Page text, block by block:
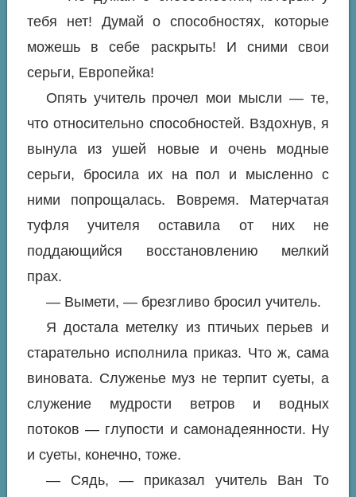
тебя нет! Думай о способностях, которые
можешь в себе раскрыть! И сними свои
серьги, Европейка!
Опять учитель прочел мои мысли — те,
что относительно способностей. Вздохнув, я
вынула из ушей новые и очень модные
серьги, бросила их на пол и мысленно с
ними попрощалась. Вовремя. Матерчатая
туфля учителя оставила от них не
поддающийся восстановлению мелкий
прах.
— Вымети, — брезгливо бросил учитель.
Я достала метелку из птичьих перьев и
старательно исполнила приказ. Что ж, сама
виновата. Служенье муз не терпит суеты, а
служение мудрости ветров и водных
потоков — глупости и самонадеянности. Ну
и суеты, конечно, тоже.
— Сядь, — приказал учитель Ван То